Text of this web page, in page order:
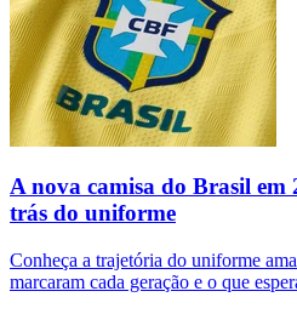
A nova camisa do Brasil em
trás do uniforme
Conheça a trajetória do uniforme
marcaram cada geração e o que